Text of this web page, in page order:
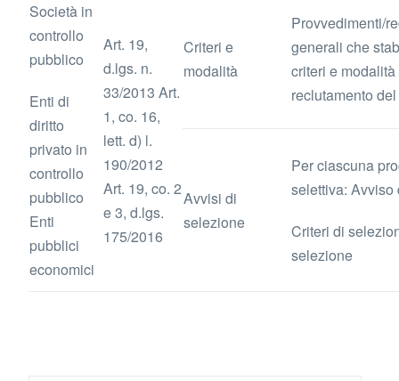
Società in
controllo
pubblico
Enti di
diritto
privato in
controllo
pubblico
Enti
pubblici
economici
Art. 19,
d.lgs. n.
33/2013 Art.
1, co. 16,
lett. d) l.
190/2012
Art. 19, co. 2
e 3, d.lgs.
175/2016
Criteri e
modalità
Provvedimenti/
generali che
criteri e
reclutamento
Avvisi di
selezione
Per ciascuna
selettiva:
Criteri di
selezione